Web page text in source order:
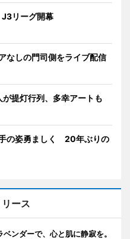
リーグ開幕
なしの門司側をライブ配信
提灯行列、多幸アートも
の姿勇ましく 20年ぶりの
ース
ンダーで、心と肌に静寂を。